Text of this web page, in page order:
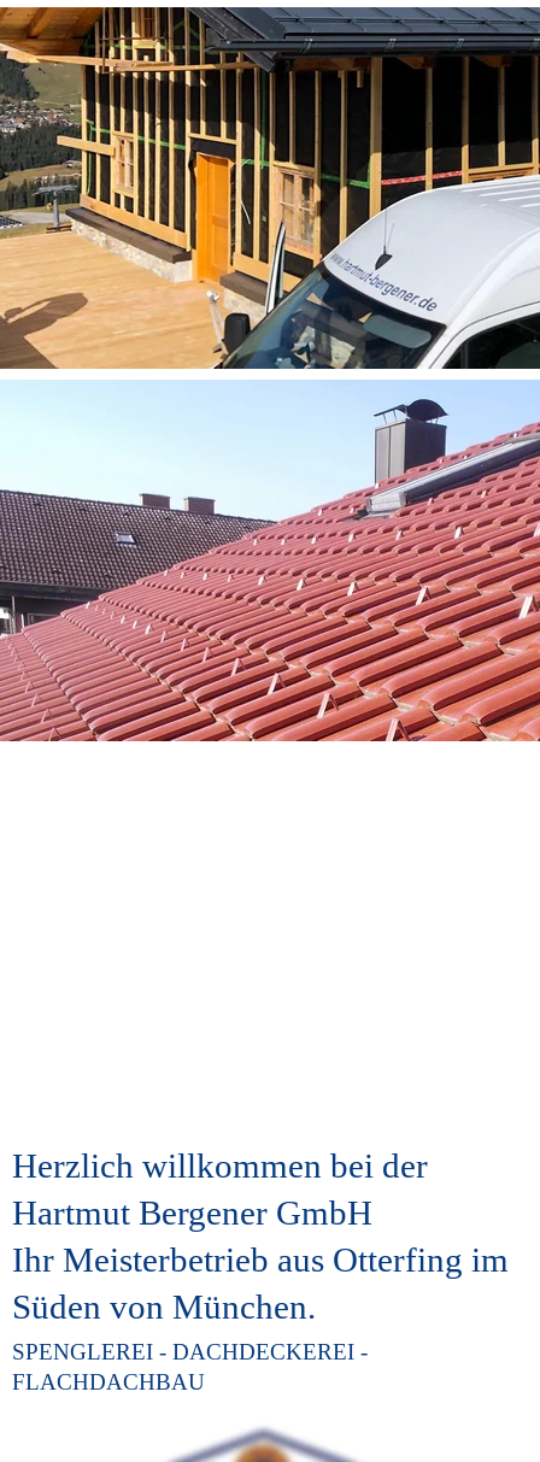
Herzlich willkommen bei der
Hartmut Bergener GmbH
Ihr Meisterbetrieb aus Otterfing im
Süden von München.
SPENGLEREI - DACHDECKEREI -
FLACHDACHBAU
Die Firma wurde durch Hartmut Bergener, der nach